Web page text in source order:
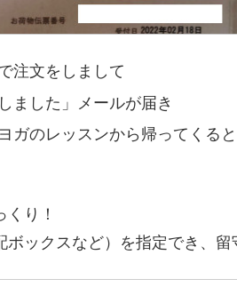
注文をしまして
ました」メールが届き
ガのレッスンから帰ってくる
り！
ックスなど）を指定でき、留